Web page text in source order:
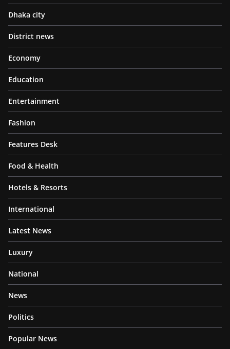
Dhaka city
District news
Economy
Education
Entertainment
Fashion
Features Desk
Food & Health
Hotels & Resorts
International
Latest News
Luxury
National
News
Politics
Popular News